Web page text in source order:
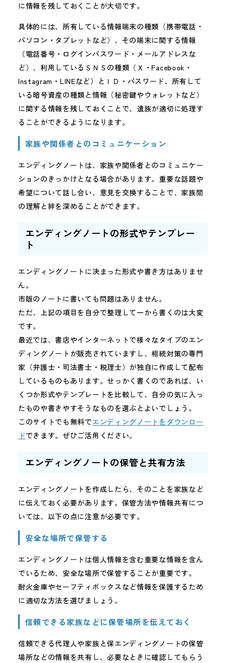
に情報を残しておくことが大切です。
具体的には、所有している情報端末の種類（携帯電話・
パソコン・タブレットなど）、その端末に関する情報
（電話番号・ログインパスワード・メールアドレスな
ど）、利用しているＳＮＳの種類（Ｘ・Facebook・
Instagram・LINEなど）とＩＤ・パスワード、所有して
いる暗号資産の種類と情報（秘密鍵やウォレットなど）
に関する情報を残しておくことで、遺族が適切に処理す
ることができるようになります。
家族や関係者とのコミュニケーション
エンディングノートは、家族や関係者とのコミュニケー
ションのきっかけとなる場合があります。重要な話題や
希望について話し合い、意見を交換することで、家族間
の理解と絆を深めることができます。
エンディングノートの形式やテンプレー
ト
エンディングノートに決まった形式や書き方はありませ
ん。
市販のノートに書いても問題はありません。
ただ、上記の項目を自分で整理して一から書くのは大変
です。
最近では、書店やインターネットで様々なタイプのエン
ディングノートが販売されていますし、相続対策の専門
家（弁護士・司法書士・税理士）が独自に作成して配布
しているものもあります。せっかく書くのであれば、い
くつか形式やテンプレートを比較して、自分の気に入っ
たものや書きやすそうなものを選ぶとよいでしょう。
このサイトでも無料でエンディングノートをダウンロー
ドできます。ぜひご活用ください。
エンディングノートの保管と共有方法
エンディングノートを作成したら、そのことを家族など
に伝えておく必要があります。保管方法や情報共有につ
いては、以下の点に注意が必要です。
安全な場所で保管する
エンディングノートは個人情報を含む重要な情報を含ん
でいるため、安全な場所で保管することが重要です。
耐火金庫やセーフティボックスなど情報を保護するため
に適切な方法を選びましょう。
信頼できる家族などに保管場所を伝えておく
信頼できる代理人や家族と保エンディングノートの保管
場所などの情報を共有し、必要なときに確認してもらう